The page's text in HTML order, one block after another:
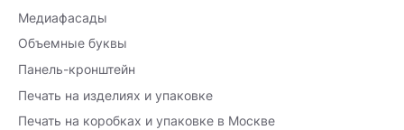
Медиафасады
Объемные буквы
Панель-кронштейн
Печать на изделиях и упаковке
Печать на коробках и упаковке в Москве